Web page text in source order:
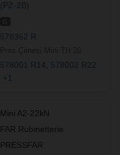
(PZ-2B)
578362 R
578001 R14
578002 R22
+1
Mini A2-22kN
FAR Rubinetterie
PRESSFAR